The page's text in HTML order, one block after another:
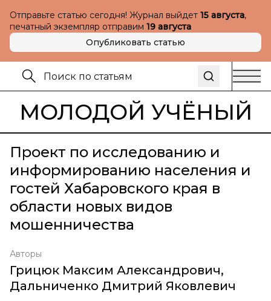
Отправьте статью сегодня! Журнал выйдет 15 августа,
печатный экземпляр отправим 19 августа
Опубликовать статью
МОЛОДОЙ УЧЁНЫЙ
Проект по исследованию и
информированию населения и
гостей Хабаровского края в
области новых видов
мошенничества
Авторы
Грицюк Максим Александрович,
Дальниченко Дмитрий Яковлевич